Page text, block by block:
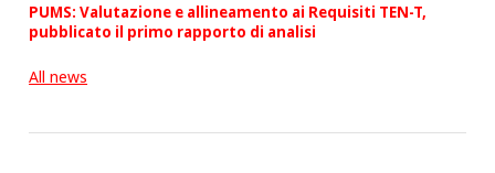
PUMS: Valutazione e allineamento ai Requisiti TEN-T,
pubblicato il primo rapporto di analisi
All news